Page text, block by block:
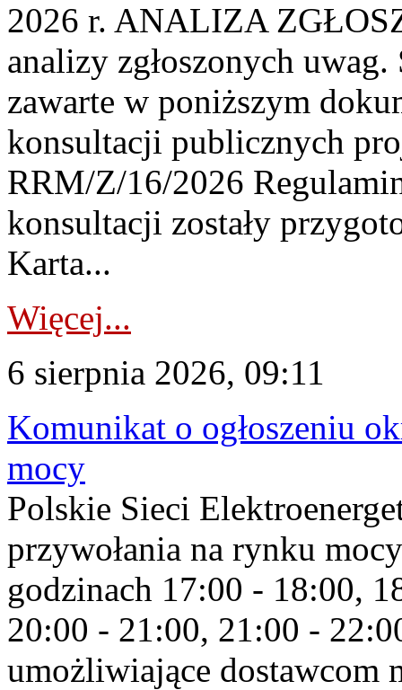
2026 r. ANALIZA
analizy zgłoszonych
zawarte w poniższym
konsultacji publicznych
RRM/Z/16/2026
konsultacji zostały
Karta...
Więcej...
6 sierpnia 2026, 09:11
Komunikat o ogłoszeniu
mocy
Polskie Sieci
przywołania na rynku
godzinach 17:00 - 18:00,
20:00 - 21:00, 21:00 -
umożliwiające dostawcom